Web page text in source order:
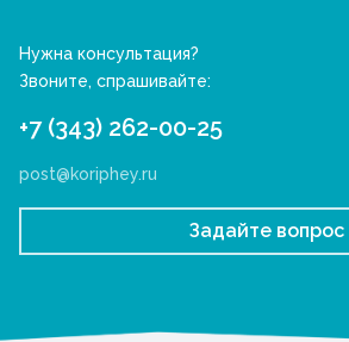
Нужна консультация?
Звоните, спрашивайте:
+7 (343) 262-00-25
post@koriphey.ru
Задайте вопрос